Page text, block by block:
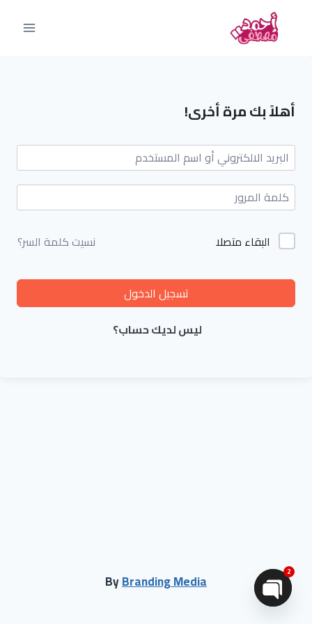
أهلاً بك مرة أخرى!
البقاء متصلا نسيت كلمة السر؟
تسجيل الدخول
ليس لديك حساب؟
ByBranding Media 2